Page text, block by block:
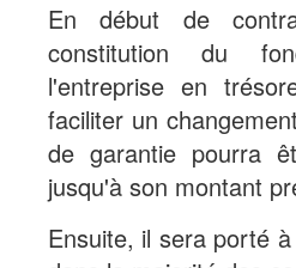
En début de
constitution du
l'entreprise en
faciliter un
de garantie pourra
jusqu'à son montant
Ensuite, il sera porté